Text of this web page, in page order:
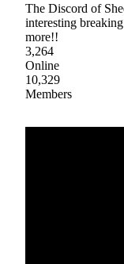
The Discord of
interesting
more!!
3,264
Online
10,329
Members